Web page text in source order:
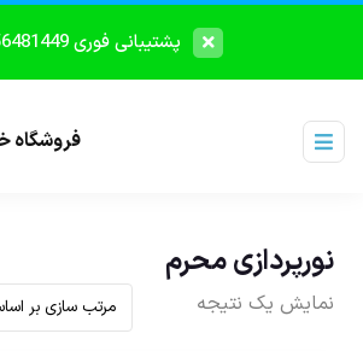
پشتیبانی فوری 09356481449
فروشگاه
نورپردازی محرم
نمایش یک نتیجه